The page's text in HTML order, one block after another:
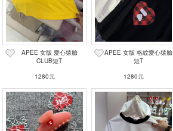
APEE 女版 愛心猿臉
CLUB短T
1280元
APEE 女版 格紋愛心猿臉
短T
1280元